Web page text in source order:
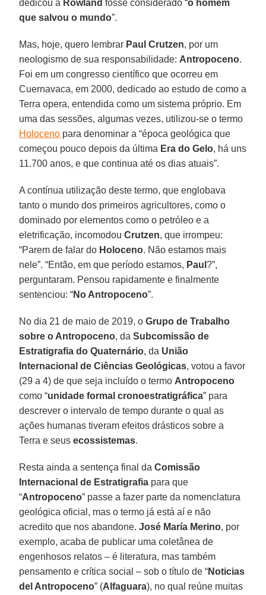
dedicou a Rowland fosse considerado “o homem
que salvou o mundo”.
Mas, hoje, quero lembrar Paul Crutzen, por um
neologismo de sua responsabilidade: Antropoceno.
Foi em um congresso científico que ocorreu em
Cuernavaca, em 2000, dedicado ao estudo de como a
Terra opera, entendida como um sistema próprio. Em
uma das sessões, algumas vezes, utilizou-se o termo
Holoceno para denominar a “época geológica que
começou pouco depois da última Era do Gelo, há uns
11.700 anos, e que continua até os dias atuais”.
A contínua utilização deste termo, que englobava
tanto o mundo dos primeiros agricultores, como o
dominado por elementos como o petróleo e a
eletrificação, incomodouCrutzen, que irrompeu:
“Parem de falar do Holoceno. Não estamos mais
nele”. “Então, em que período estamos, Paul?”,
perguntaram. Pensou rapidamente e finalmente
sentenciou: “No Antropoceno”.
No dia 21 de maio de 2019, oGrupo de Trabalho
sobre o Antropoceno, daSubcomissão de
Estratigrafia do Quaternário, da União
Internacional de Ciências Geológicas, votou a favor
(29 a 4) de que seja incluído o termo Antropoceno
como “unidade formal cronoestratigráfica” para
descrever o intervalo de tempo durante o qual as
ações humanas tiveram efeitos drásticos sobre a
Terra e seusecossistemas.
Resta ainda a sentença final daComissão
Internacional de Estratigrafia para que
“Antropoceno” passe a fazer parte da nomenclatura
geológica oficial, mas o termo já está aí e não
acredito que nos abandone.José María Merino, por
exemplo, acaba de publicar uma coletânea de
engenhosos relatos – é literatura, mas também
pensamento e crítica social – sob o título de “Noticias
del Antropoceno” (Alfaguara), no qual reúne muitas